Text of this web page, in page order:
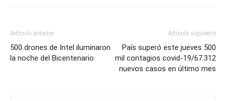
Artículo anterior
500 drones de Intel iluminaron
la noche del Bicentenario
Artículo siguiente
País superó este jueves 500
mil contagios covid-19/67.312
nuevos casos en último mes